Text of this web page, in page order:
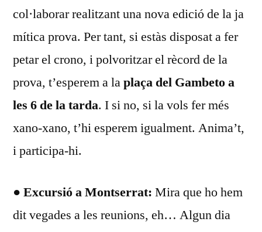
col·laborar realitzant una nova edició de la ja
mítica prova. Per tant, si estàs disposat a fer
petar el crono, i polvoritzar el rècord de la
prova, t’esperem a laplaça del Gambeto a
les 6 de la tarda. I si no, si la vols fer més
xano-xano, t’hi esperem igualment. Anima’t,
i participa-hi.
● Excursió a Montserrat: Mira que ho hem
dit vegades a les reunions, eh… Algun dia